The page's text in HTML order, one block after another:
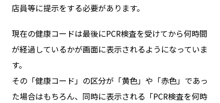
店員等に提示をする必要があります。
現在の健康コードは最後にPCR検査を受けてから何時間
が経過しているかが画面に表示されるようになっていま
す。
その「健康コード」の区分が「黄色」や「赤色」であっ
た場合はもちろん、同時に表示される「PCR検査を何時